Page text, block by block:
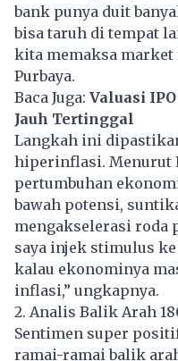
bank punya duit
bisa taruh di tempat
kita memaksa market
Purbaya.
Baca Juga: Valuasi
Jauh Tertinggal
Langkah ini
hiperinflasi. Menurut
pertumbuhan
bawah potensi,
mengakselerasi roda
saya injek stimulus
kalau ekonominya
inflasi,” ungkapnya.
2. Analis Balik Arah
Sentimen super
ramai-ramai balik